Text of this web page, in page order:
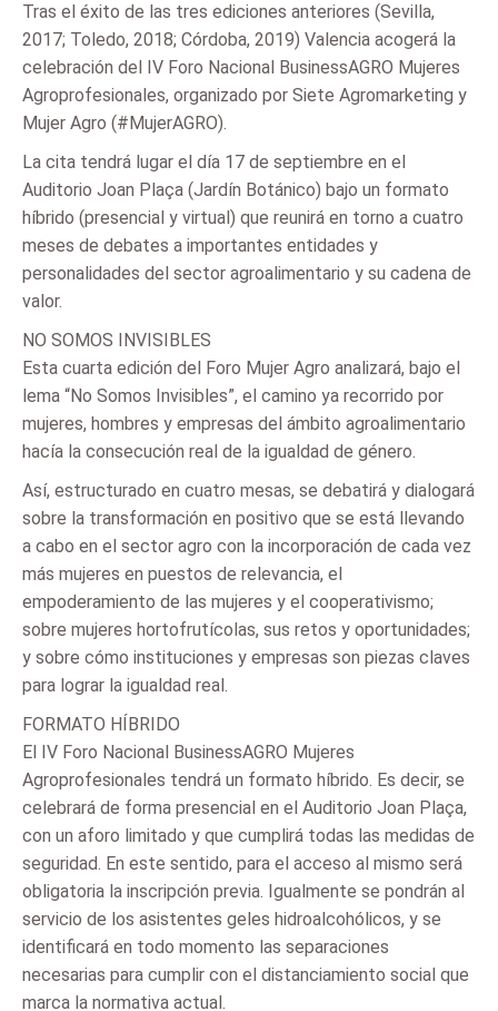
Tras el éxito de las tres ediciones anteriores (Sevilla,
2017; Toledo, 2018; Córdoba, 2019) Valencia acogerá la
celebración del IV Foro Nacional BusinessAGRO Mujeres
Agroprofesionales, organizado por Siete Agromarketing y
Mujer Agro (#MujerAGRO).
La cita tendrá lugar el día 17 de septiembre en el
Auditorio Joan Plaça (Jardín Botánico) bajo un formato
híbrido (presencial y virtual) que reunirá en torno a cuatro
meses de debates a importantes entidades y
personalidades del sector agroalimentario y su cadena de
valor.
NO SOMOS INVISIBLES
Esta cuarta edición del Foro Mujer Agro analizará, bajo el
lema “No Somos Invisibles”, el camino ya recorrido por
mujeres, hombres y empresas del ámbito agroalimentario
hacía la consecución real de la igualdad de género.
Así, estructurado en cuatro mesas, se debatirá y dialogará
sobre la transformación en positivo que se está llevando
a cabo en el sector agro con la incorporación de cada vez
más mujeres en puestos de relevancia, el
empoderamiento de las mujeres y el cooperativismo;
sobre mujeres hortofrutícolas, sus retos y oportunidades;
y sobre cómo instituciones y empresas son piezas claves
para lograr la igualdad real.
FORMATO HÍBRIDO
El IV Foro Nacional BusinessAGRO Mujeres
Agroprofesionales tendrá un formato híbrido. Es decir, se
celebrará de forma presencial en el Auditorio Joan Plaça,
con un aforo limitado y que cumplirá todas las medidas de
seguridad. En este sentido, para el acceso al mismo será
obligatoria la inscripción previa. Igualmente se pondrán al
servicio de los asistentes geles hidroalcohólicos, y se
identificará en todo momento las separaciones
necesarias para cumplir con el distanciamiento social que
marca la normativa actual.